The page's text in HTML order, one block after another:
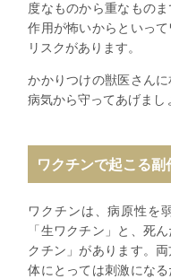
度なものから重なもの
作用が怖いからといっ
リスクがあります。
かかりつけの獣医さん
病気から守ってあげまし
ワクチンで起こる副
ワクチンは、病原性を
「生ワクチン」と、死
クチン」があります。
体にとっては刺激にな